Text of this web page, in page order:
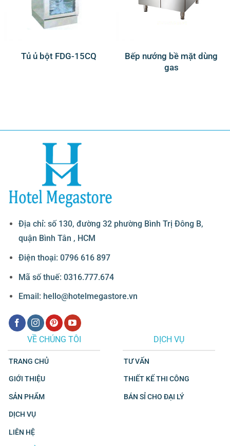
Tủ ủ bột FDG-15CQ
Bếp nướng bề mặt dùng
gas
Địa chỉ: số 130, đường 32 phường Bình Trị Đông B,
quận Bình Tân , HCM
Điện thoại: 0796 616 897
Mã số thuế: 0316.777.674
Email: hello@hotelmegastore.vn
VỀ CHÚNG TÔI
TRANG CHỦ
GIỚI THIỆU
SẢN PHẨM
DỊCH VỤ
LIÊN HỆ
DỊCH VỤ
TƯ VẤN
THIẾT KẾ THI CÔNG
BÁN SỈ CHO ĐẠI LÝ